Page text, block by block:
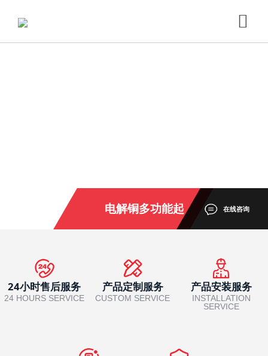
电解铜多功能起 在线咨询
24小时售后服务
24 HOURS SERVICE
产品定制服务
CUSTOM SERVICE
产品安装服务
INSTALLATION
SERVICE